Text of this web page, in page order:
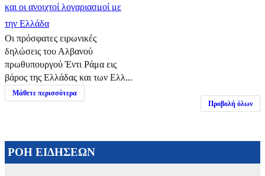
και οι ανοιχτοί λογαριασμοί με
την Ελλάδα
Οι πρόσφατες ειρωνικές
δηλώσεις του Αλβανού
πρωθυπουργού Έντι Ράμα εις
βάρος της Ελλάδας και των Ελλ...
Μάθετε περισσότερα
Προβολή όλων
ΡΟΗ ΕΙΔΗΣΕΩΝ